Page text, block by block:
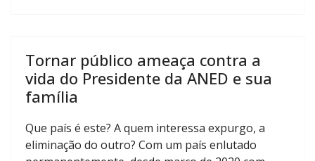
Tornar público ameaça contra a
vida do Presidente da ANED e sua
família
Que país é este? A quem interessa expurgo, a
eliminação do outro? Com um país enlutado